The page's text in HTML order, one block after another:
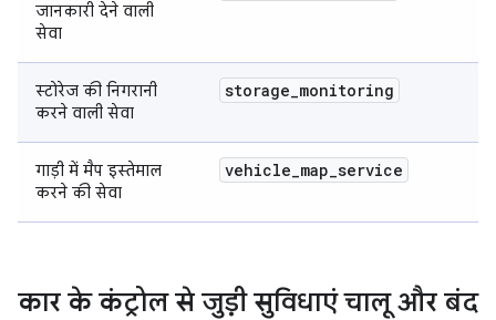
जानकारी देने वाली
सेवा
स्टोरेज की निगरानी
करने वाली सेवा
storage_monitoring
गाड़ी में मैप इस्तेमाल
करने की सेवा
vehicle_map_service
कार के कंट्रोल से जुड़ी सुविधाएं चालू और बंद